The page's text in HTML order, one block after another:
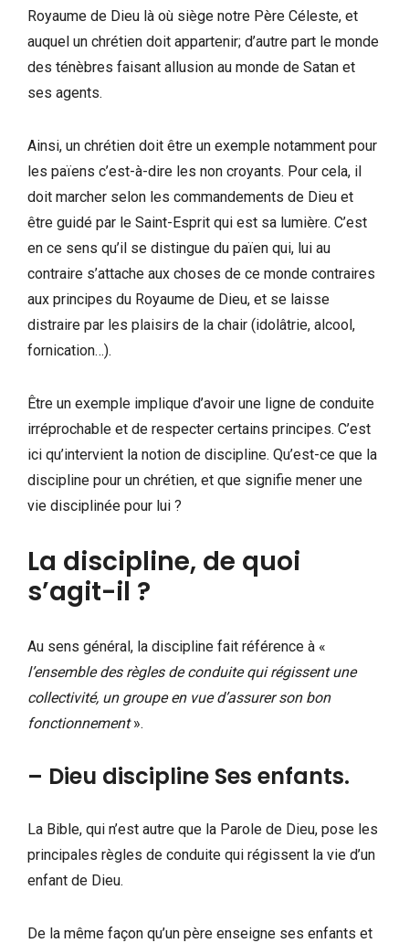
Royaume de Dieu là où siège notre Père Céleste, et
auquel un chrétien doit appartenir; d’autre part le monde
des ténèbres faisant allusion au monde de Satan et
ses agents.
Ainsi, un chrétien doit être un exemple notamment pour
les païens c’est-à-dire les non croyants. Pour cela, il
doit marcher selon les commandements de Dieu et
être guidé par le Saint-Esprit qui est sa lumière. C’est
en ce sens qu’il se distingue du païen qui, lui au
contraire s’attache aux choses de ce monde contraires
aux principes du Royaume de Dieu, et se laisse
distraire par les plaisirs de la chair (idolâtrie, alcool,
fornication…).
Être un exemple implique d’avoir une ligne de conduite
irréprochable et de respecter certains principes. C’est
ici qu’intervient la notion de discipline. Qu’est-ce que la
discipline pour un chrétien, et que signifie mener une
vie disciplinée pour lui ?
La discipline, de quoi
s’agit-il ?
Au sens général, la discipline fait référence à «
l’ensemble des règles de conduite qui régissent une
collectivité, un groupe en vue d’assurer son bon
fonctionnement».
– Dieu discipline Ses enfants.
La Bible, qui n’est autre que la Parole de Dieu, pose les
principales règles de conduite qui régissent la vie d’un
enfant de Dieu.
De la même façon qu’un père enseigne ses enfants et